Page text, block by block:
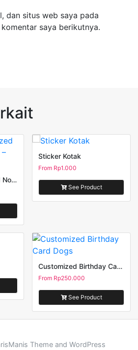
dan situs web saya pada
saya berikutnya.
Custom Personalized Notecard Tudor Set – Code NCTS001
Sticker Kotak
From Rp1.000
See Product
Customized Birthday Card Dogs
From Rp250.000
See Product
Theme and WordPress